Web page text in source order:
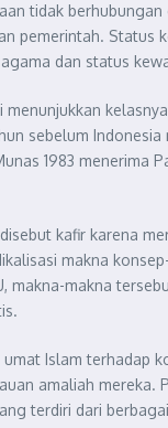
tidak
pemerintah.
dan status
menunjukkan
sebelum
1983
kafir karena
makna
makna-makna
Islam terhadap
amaliah
terdiri dari